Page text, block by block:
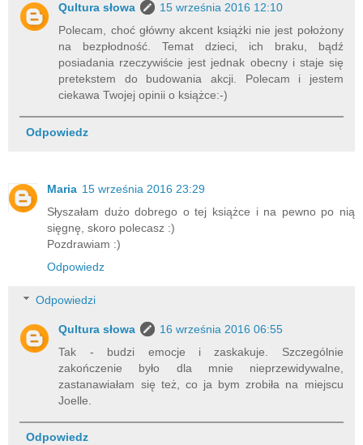
Qultura słowa
15 września 2016 12:10
Polecam, choć główny akcent książki nie jest położony
na bezpłodność. Temat dzieci, ich braku, bądź
posiadania rzeczywiście jest jednak obecny i staje się
pretekstem do budowania akcji. Polecam i jestem
ciekawa Twojej opinii o książce:-)
Odpowiedz
Maria 15 września 2016 23:29
Słyszałam dużo dobrego o tej książce i na pewno po nią
sięgnę, skoro polecasz :)
Pozdrawiam :)
Odpowiedz
Odpowiedzi
Qultura słowa
16 września 2016 06:55
Tak - budzi emocje i zaskakuje. Szczególnie
zakończenie było dla mnie nieprzewidywalne,
zastanawiałam się też, co ja bym zrobiła na miejscu
Joelle.
Odpowiedz